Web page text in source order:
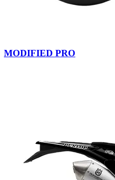
MODIFIED PRO